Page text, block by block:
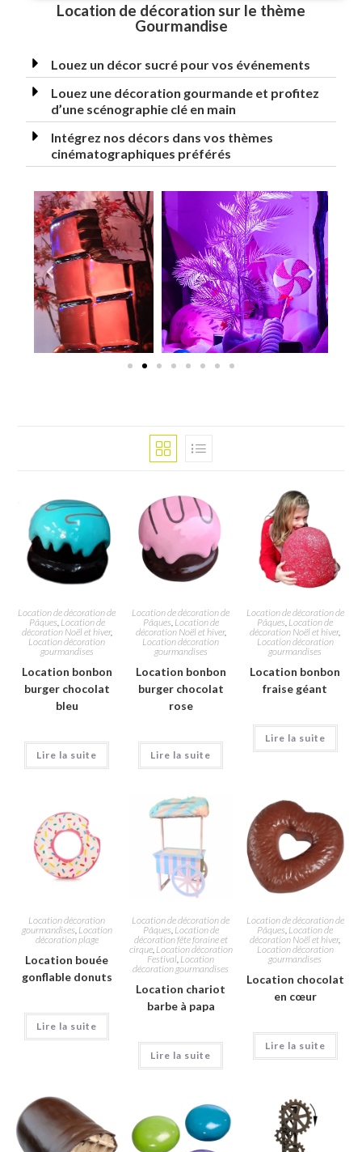
Location de décoration sur le thème
Gourmandise
Louez un décor sucré pour vos événements
Louez une décoration gourmande et profitez
d’une scénographie clé en main
Intégrez nos décors dans vos thèmes
cinématographiques préférés
Location de décoration de
Pâques Location de
décoration Noël et hiver,
Location décoration
gourmandises
Location bonbon
burger chocolat
bleu
Lire la suite
Location de décoration de
Pâques Location de
décoration Noël et hiver,
Location décoration
gourmandises
Location bonbon
burger chocolat
rose
Lire la suite
Location de décoration de
Pâques Location de
décoration Noël et hiver,
Location décoration
gourmandises
Location bonbon
fraise géant
Lire la suite
Location décoration
gourmandises Location
décoration plage
Location bouée
gonflable donuts
Lire la suite
Location de décoration de
Pâques Location de
décoration fête foraine et
cirque, Location décoration
Festival Location
décoration gourmandises
Location chariot
barbe à papa
Lire la suite
Location de décoration de
Pâques Location de
décoration Noël et hiver,
Location décoration
gourmandises
Location chocolat
en cœur
Lire la suite